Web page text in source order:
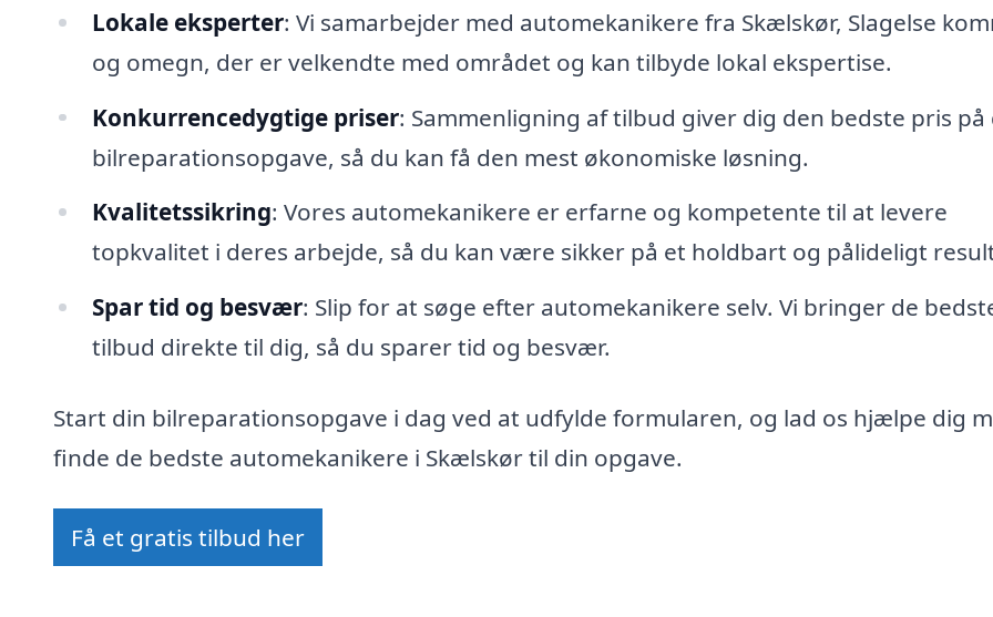
Lokale eksperter: Vi samarbejder med automekanikere fra Skælskør, Slagelse
og omegn, der er velkendte med området og kan tilbyde lokal ekspertise.
Konkurrencedygtige priser: Sammenligning af tilbud giver dig den bedste pris på
bilreparationsopgave, så du kan få den mest økonomiske løsning.
Kvalitetssikring: Vores automekanikere er erfarne og kompetente til at levere
topkvalitet i deres arbejde, så du kan være sikker på et holdbart og pålideligt
Spar tid og besvær: Slip for at søge efter automekanikere selv. Vi bringer de
tilbud direkte til dig, så du sparer tid og besvær.
Start din bilreparationsopgave i dag ved at udfylde formularen, og lad os hjælpe dig
finde de bedste automekanikere i Skælskør til din opgave.
Få et gratis tilbud her